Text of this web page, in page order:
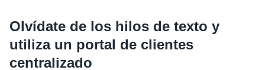
Olvídate de los hilos de texto y
utiliza un portal de clientes
centralizado